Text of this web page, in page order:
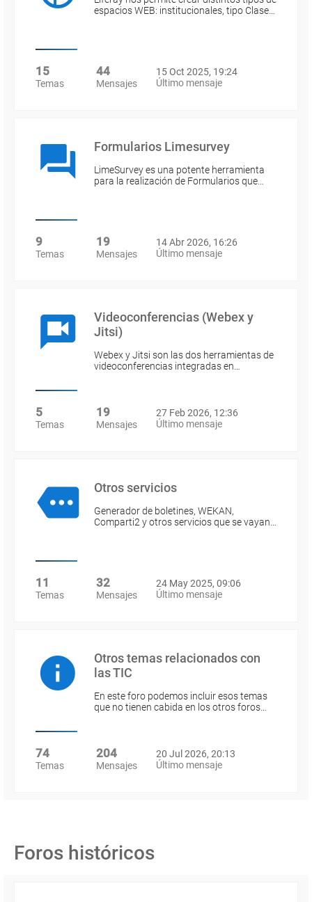
espacios WEB: institucionales, tipo Clase…
15
Temas
44
Mensajes
15 Oct 2025, 19:24
Último mensaje
Formularios Limesurvey
LimeSurvey es una potente herramienta
para la realización de Formularios que…
9
Temas
19
Mensajes
14 Abr 2026, 16:26
Último mensaje
Videoconferencias (Webex y
Jitsi)
Webex y Jitsi son las dos herramientas de
videoconferencias integradas en…
5
Temas
19
Mensajes
27 Feb 2026, 12:36
Último mensaje
Otros servicios
Generador de boletines, WEKAN,
Comparti2 y otros servicios que se vayan…
11
Temas
32
Mensajes
24 May 2025, 09:06
Último mensaje
Otros temas relacionados con
las TIC
En este foro podemos incluir esos temas
que no tienen cabida en los otros foros…
74
Temas
204
Mensajes
20 Jul 2026, 20:13
Último mensaje
Foros históricos